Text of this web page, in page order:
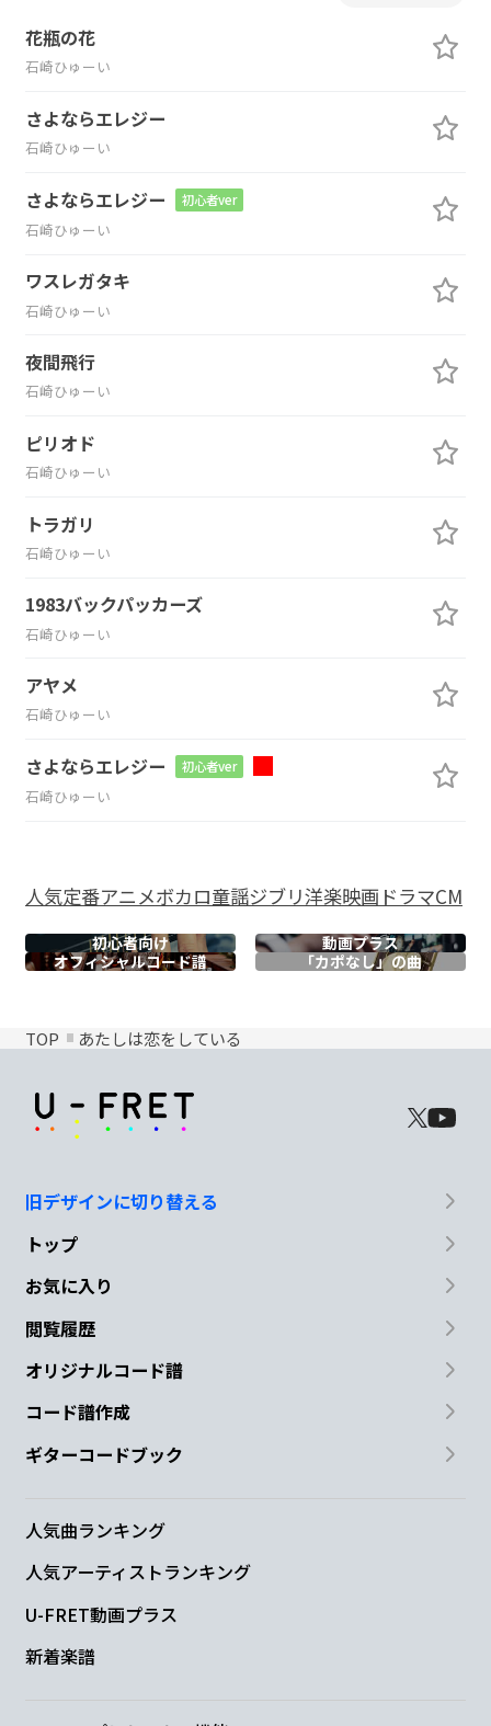
花瓶の花
石崎ひゅーい
さよならエレジー
石崎ひゅーい
さよならエレジー 初心者ver
石崎ひゅーい
ワスレガタキ
石崎ひゅーい
夜間飛行
石崎ひゅーい
ピリオド
石崎ひゅーい
トラガリ
石崎ひゅーい
1983バックパッカーズ
石崎ひゅーい
アヤメ
石崎ひゅーい
さよならエレジー 初心者ver
石崎ひゅーい
人気定番アニメボカロ童謡ジブリ洋楽映画ドラマCM
初心者向け
動画プラス
オフィシャルコード譜 「カポなし」の曲
TOP あたしは恋をしている
旧デザインに切り替える
トップ
お気に入り
閲覧履歴
オリジナルコード譜
コード譜作成
ギターコードブック
人気曲ランキング
人気アーティストランキング
U-FRET動画プラス
新着楽譜